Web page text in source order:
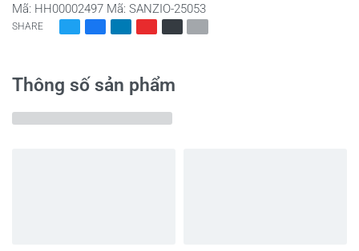
Mã: HH00002497 Mã: SANZIO-25053
SHARE
Thông số sản phẩm